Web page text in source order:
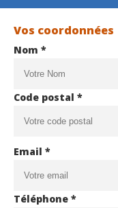
Vos coordonnées
Nom *
Code postal *
Email *
Téléphone *